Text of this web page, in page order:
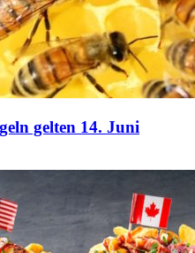
gelten 14. Juni